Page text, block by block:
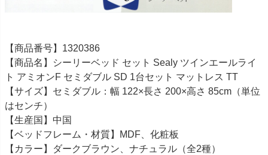
【商品番号】1320386
【商品名】シーリーベッド セット Sealy ツインエールライ
ト アミオンF セミダブル SD 1台セット マットレス TT
【サイズ】セミダブル：幅 122×長さ 200×高さ 85cm（単位
はセンチ）
【生産国】中国
【ベッドフレーム・材質】MDF、化粧板
【カラー】ダークブラウン、ナチュラル（全2種）